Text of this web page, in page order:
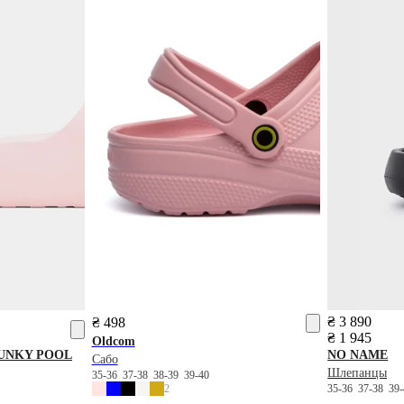
POOL
₴ 498
Oldcom
Сабо
35-36 37-38 38-39 39-40
2
₴ 3 890
₴ 1 945
NO NAME
Шлепанцы
35-3637-38